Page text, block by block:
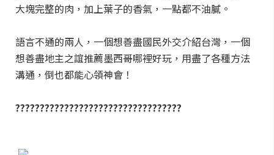
大塊完整的肉，加上葉子的香氣，一點都不油膩。
語言不通的兩人，一個想善盡國民外交介紹台灣，一個
想善盡地主之誼推薦墨西哥哪裡好玩，用盡了各種方法
溝通，倒也都能心領神會！
??????????????????????????????????